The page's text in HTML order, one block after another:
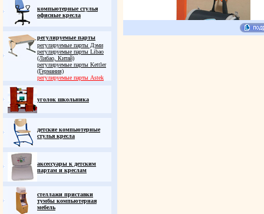
компьютерные стулья
офисные кресла
регулируемые парты
регулируемые парты Дэми
регулируемые парты Libao
(Либао, Китай)
регулируемые парты Kettler
(Германия)
регулируемые парты Astek
уголок школьника
детские компьютерные
стулья кресла
аксессуары к детским
партам и креслам
стеллажи приставки
тумбы компьютерная
мебель